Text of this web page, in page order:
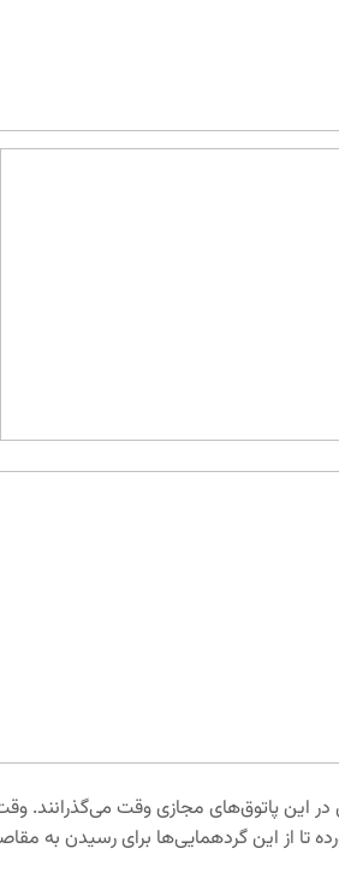
این پاتوق‌های مجازی وقت می‌گذرانند.
تا از این گردهمایی‌ها برای رسیدن به